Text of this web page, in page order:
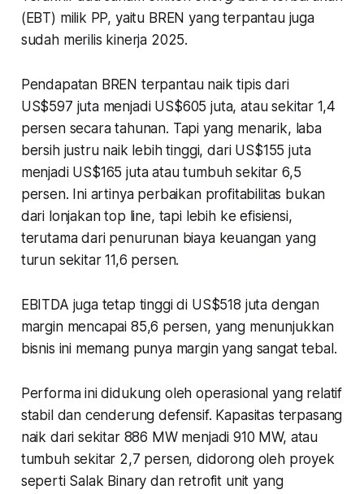
(EBT) milik PP, yaitu BREN yang terpantau juga
sudah merilis kinerja 2025.
Pendapatan BREN terpantau naik tipis dari
US$597 juta menjadi US$605 juta, atau sekitar 1,4
persen secara tahunan. Tapi yang menarik, laba
bersih justru naik lebih tinggi, dari US$155 juta
menjadi US$165 juta atau tumbuh sekitar 6,5
persen. Ini artinya perbaikan profitabilitas bukan
dari lonjakan top line, tapi lebih ke efisiensi,
terutama dari penurunan biaya keuangan yang
turun sekitar 11,6 persen.
EBITDA juga tetap tinggi di US$518 juta dengan
margin mencapai 85,6 persen, yang menunjukkan
bisnis ini memang punya margin yang sangat tebal.
Performa ini didukung oleh operasional yang relatif
stabil dan cenderung defensif. Kapasitas terpasang
naik dari sekitar 886 MW menjadi 910 MW, atau
tumbuh sekitar 2,7 persen, didorong oleh proyek
seperti Salak Binary dan retrofit unit yang